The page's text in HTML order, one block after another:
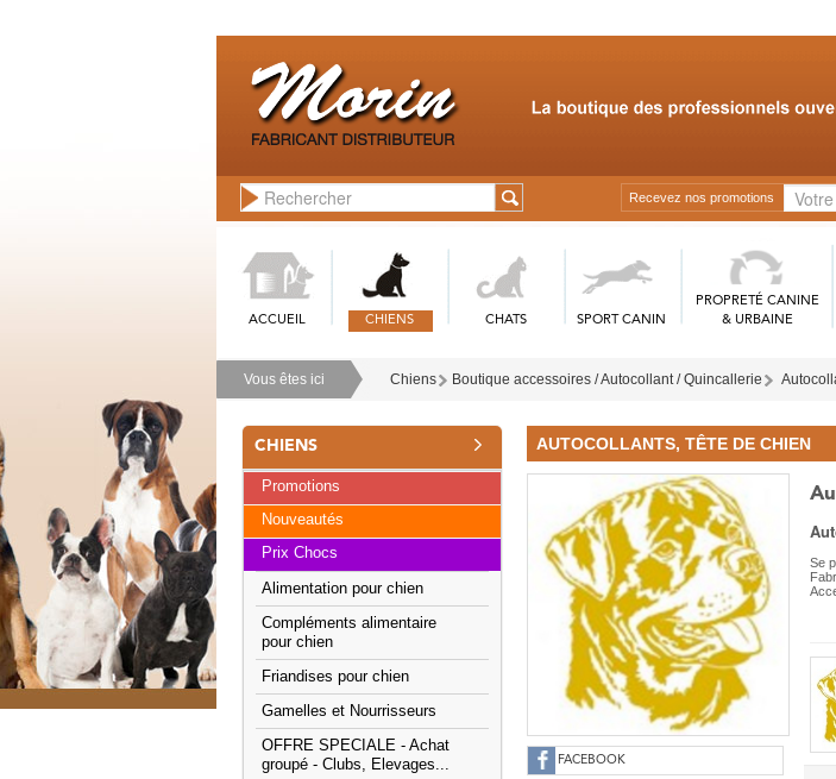
Recevez nos promotions
ACCUEIL CHIENS CHATS SPORT CANIN
PROPRETÉ CANINE
& URBAINE
Vous êtes ici Chiens Boutique accessoires / Autocollant / Quincallerie
CHIENS
Promotions
Nouveautés
Prix Chocs
Alimentation pour chien
Compléments alimentaire
pour chien
Friandises pour chien
Gamelles et Nourrisseurs
OFFRE SPECIALE - Achat
groupé - Clubs, Elevages...
AUTOCOLLANTS, TÊTE DE CHIEN
FACEBOOK
Se